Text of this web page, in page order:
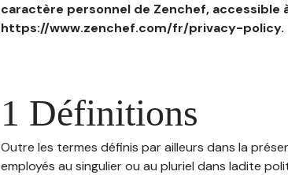
caractère personnel de Zenchef, accessible
https://www.zenchef.com/fr/privacy-policy.
1 Définitions
Outre les termes définis par ailleurs dans la
employés au singulier ou au pluriel dans ladite